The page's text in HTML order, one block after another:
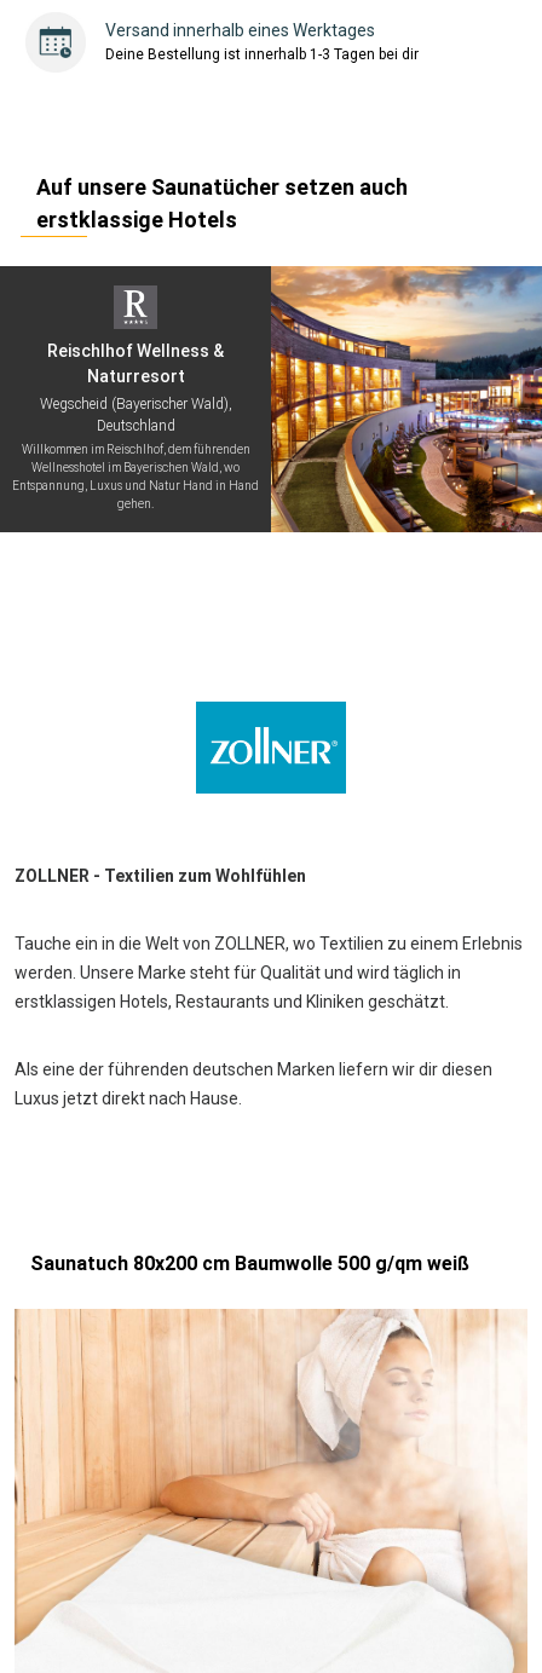
Versand innerhalb eines Werktages
Deine Bestellung ist innerhalb 1-3 Tagen bei dir
Auf unsere Saunatücher setzen auch
erstklassige Hotels
Reischlhof Wellness &
Naturresort
Wegscheid (Bayerischer Wald),
Deutschland
Willkommen im Reischlhof, dem führenden
Wellnesshotel im Bayerischen Wald, wo
Entspannung, Luxus und Natur Hand in Hand
gehen.
ZOLLNER - Textilien zum Wohlfühlen
Tauche ein in die Welt von ZOLLNER, wo Textilien zu einem Erlebnis
werden. Unsere Marke steht für Qualität und wird täglich in
erstklassigen Hotels, Restaurants und Kliniken geschätzt.
Als eine der führenden deutschen Marken liefern wir dir diesen
Luxus jetzt direkt nach Hause.
Saunatuch 80x200 cm Baumwolle 500 g/qm weiß